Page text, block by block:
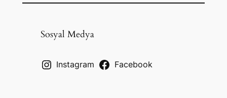
a
Sosyal Medya
Instagram Facebook